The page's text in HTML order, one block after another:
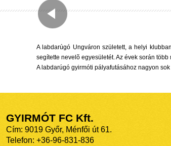
A labdarúgó Ungváron született, a helyi
segítette nevelõ egyesületét. Az évek során
A labdarúgó gyirmóti pályafutásához nagyon
GYIRMÓT FC Kft.
Cím: 9019 Győr, Ménfői út 61.
Telefon: +36-96-831-836